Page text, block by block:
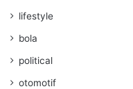
lifestyle
bola
political
otomotif